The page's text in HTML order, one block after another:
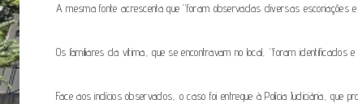
A mesma fonte acrescenta que “foram observadas diversas escoriações
Os familiares da vítima, que se encontravam no local, “foram identificados
Face aos indícios observados, o caso foi entregue à Polícia Judiciária, que